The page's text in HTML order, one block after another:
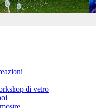
di vetro